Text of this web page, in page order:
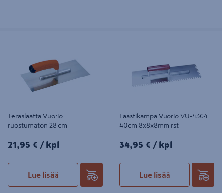
Teräslaatta Vuorio
ruostumaton 28 cm
21,95€/kpl
21,95 € / kpl
Lue lisää
Laastikampa Vuorio VU-4364
40cm 8x8x8mm rst
34,95€/kpl
34,95 € / kpl
Lue lisää